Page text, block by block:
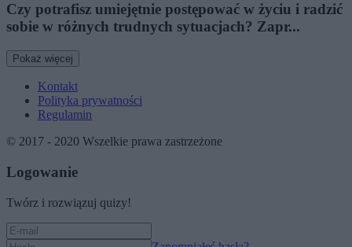
Czy potrafisz umiejętnie postępować w życiu i radzić
sobie w różnych trudnych sytuacjach? Zapr...
Pokaż więcej
Kontakt
Polityka prywatności
Regulamin
© 2017 - 2020 Wszelkie prawa zastrzeżone
Logowanie
Twórz i rozwiązuj quizy!